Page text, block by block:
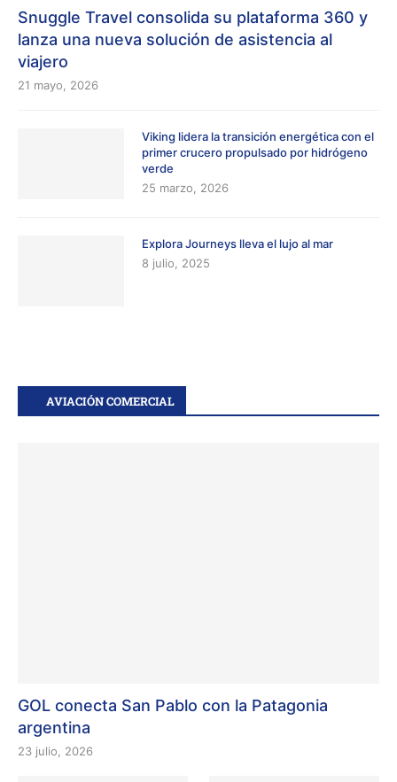
Snuggle Travel consolida su plataforma 360 y
lanza una nueva solución de asistencia al
viajero
21 mayo, 2026
Viking lidera la transición energética con el
primer crucero propulsado por hidrógeno
verde
25 marzo, 2026
Explora Journeys lleva el lujo al mar
8 julio, 2025
AVIACIÓN COMERCIAL
GOL conecta San Pablo con la Patagonia
argentina
23 julio, 2026